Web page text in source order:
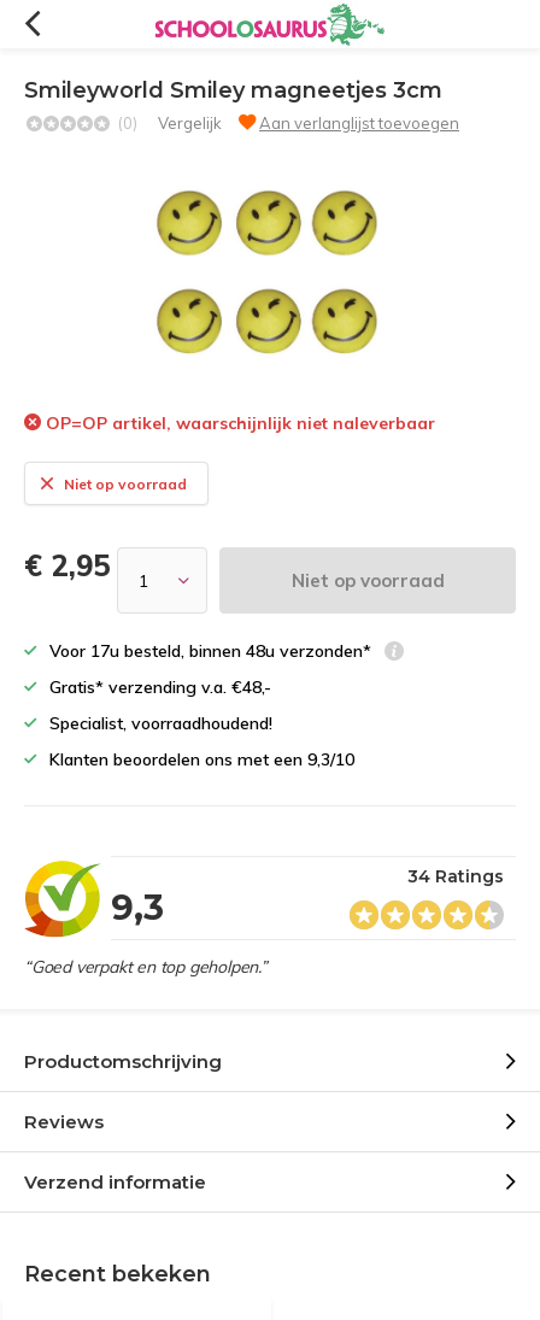
Smileyworld Smiley magneetjes 3cm
(0) Vergelijk Aan verlanglijst toevoegen
OP=OP artikel, waarschijnlijk niet naleverbaar
Niet op voorraad
€ 2,95 Niet op voorraad
Voor 17u besteld, binnen 48u verzonden*
Gratis* verzending v.a. €48,-
Specialist, voorraadhoudend!
Klanten beoordelen ons met een 9,3/10
9,3
34 Ratings
“Goed verpakt en top geholpen.”
Productomschrijving
Reviews
Verzend informatie
Recent bekeken